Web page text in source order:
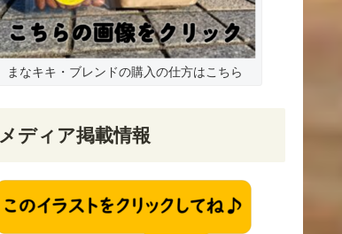
まなキキ・ブレンドの購入の仕方はこちら
メディア掲載情報